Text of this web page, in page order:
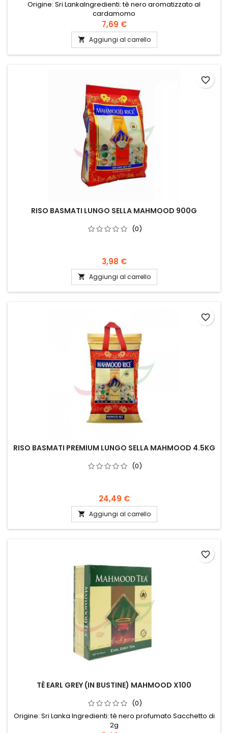
Origine: Sri LankaIngredienti: tè nero aromatizzato al
cardamomo
7,69 €
 Aggiungi al carrello
RISO BASMATI LUNGO SELLA MAHMOOD 900G
(0)
3,98 €
 Aggiungi al carrello
favorite_border
RISO BASMATI PREMIUM LUNGO SELLA MAHMOOD 4.5KG
(0)
24,49 €
 Aggiungi al carrello
favorite_border
TÈ EARL GREY (IN BUSTINE) MAHMOOD X100
(0)
Origine: Sri Lanka Ingredienti: tè nero profumato Sacchetto di
2g
favorite_border